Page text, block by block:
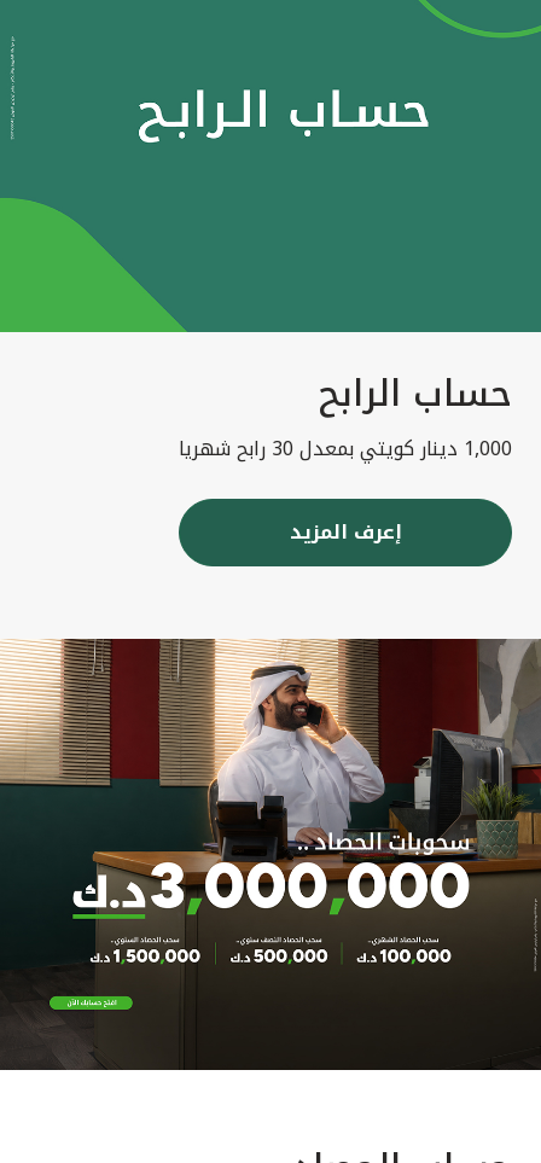
حساب الرابح
1,000 دينار كويتي بمعدل 30 رابح شهريا
إعرف المزيد